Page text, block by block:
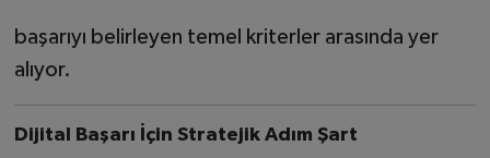
başarıyı belirleyen temel kriterler arasında yer
alıyor.
Dijital Başarı İçin Stratejik Adım Şart